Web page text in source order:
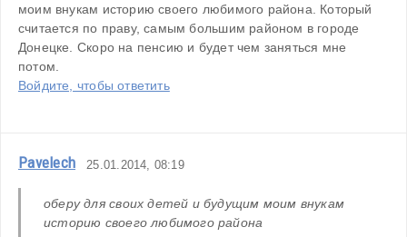
моим внукам историю своего любимого района. Который
считается по праву, самым большим районом в городе
Донецке. Скоро на пенсию и будет чем заняться мне
потом.
Войдите, чтобы ответить
Pavelech 25.01.2014, 08:19
оберу для своих детей и будущим моим внукам
историю своего любимого района